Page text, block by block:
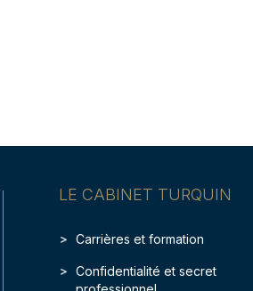
LE CABINET TURQUIN
Carrières et formation
Confidentialité et secret